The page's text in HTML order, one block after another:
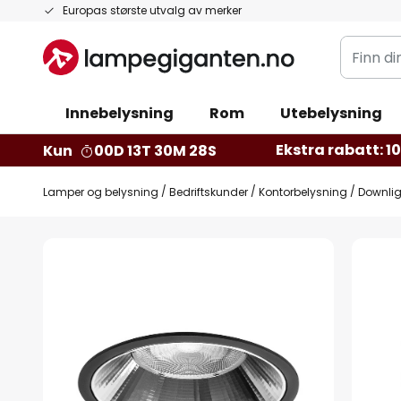
Europas største utvalg av merker
Hopp
innhold
Finn
din
Innebelysning Rom Utebelysning
Kun
00D 13T 30M 27S Ekstra rabatt: 10
Lamper og belysning Bedriftskunder Kontorbelysning
bildegalleri